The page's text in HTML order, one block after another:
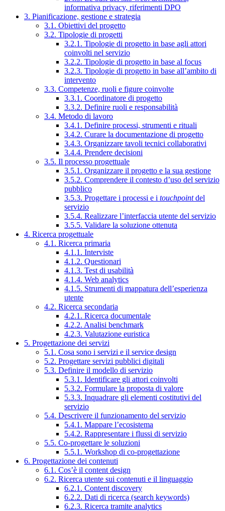
informativa privacy, riferimenti DPO
3. Pianificazione, gestione e strategia
3.1. Obiettivi del progetto
3.2. Tipologie di progetti
3.2.1. Tipologie di progetto in base agli attori
coinvolti nel servizio
3.2.2. Tipologie di progetto in base al focus
3.2.3. Tipologie di progetto in base all’ambito di
intervento
3.3. Competenze, ruoli e figure coinvolte
3.3.1. Coordinatore di progetto
3.3.2. Definire ruoli e responsabilità
3.4. Metodo di lavoro
3.4.1. Definire processi, strumenti e rituali
3.4.2. Curare la documentazione di progetto
3.4.3. Organizzare tavoli tecnici collaborativi
3.4.4. Prendere decisioni
3.5. Il processo progettuale
3.5.1. Organizzare il progetto e la sua gestione
3.5.2. Comprendere il contesto d’uso del servizio
pubblico
3.5.3. Progettare i processi e i touchpointdel
servizio
3.5.4. Realizzare l’interfaccia utente del servizio
3.5.5. Validare la soluzione ottenuta
4. Ricerca progettuale
4.1. Ricerca primaria
4.1.1. Interviste
4.1.2. Questionari
4.1.3. Test di usabilità
4.1.4. Web analytics
4.1.5. Strumenti di mappatura dell’esperienza
utente
4.2. Ricerca secondaria
4.2.1. Ricerca documentale
4.2.2. Analisi benchmark
4.2.3. Valutazione euristica
5. Progettazione dei servizi
5.1. Cosa sono i servizi e il service design
5.2. Progettare servizi pubblici digitali
5.3. Definire il modello di servizio
5.3.1. Identificare gli attori coinvolti
5.3.2. Formulare la proposta di valore
5.3.3. Inquadrare gli elementi costitutivi del
servizio
5.4. Descrivere il funzionamento del servizio
5.4.1. Mappare l’ecosistema
5.4.2. Rappresentare i flussi di servizio
5.5. Co-progettare le soluzioni
5.5.1. Workshop di co-progettazione
6. Progettazione dei contenuti
6.1. Cos’è il content design
6.2. Ricerca utente sui contenuti e il linguaggio
6.2.1. Content discovery
6.2.2. Dati di ricerca (search keywords)
6.2.3. Ricerca tramite analytics